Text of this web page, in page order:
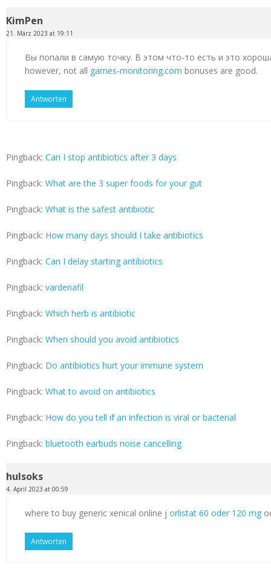
KimPen
21. März 2023 at 19:11
Вы попали в самую точку. В этом что-то есть и это
however, not all games-monitoring.com bonuses are good.
Antworten
Pingback: Can I stop antibiotics after 3 days
Pingback: What are the 3 super foods for your gut
Pingback: What is the safest antibiotic
Pingback: How many days should I take antibiotics
Pingback: Can I delay starting antibiotics
Pingback: vardenafil
Pingback: Which herb is antibiotic
Pingback: When should you avoid antibiotics
Pingback: Do antibiotics hurt your immune system
Pingback: What to avoid on antibiotics
Pingback: How do you tell if an infection is viral or bacterial
Pingback: bluetooth earbuds noise cancelling
hulsoks
4. April 2023 at 00:59
where to buy generic xenical online j orlistat 60 oder 120 mg
Antworten